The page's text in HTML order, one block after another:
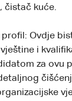
čistač kuće.
profil: Ovdje
i
za ovu